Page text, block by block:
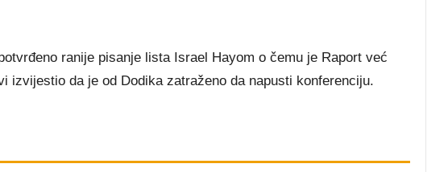
ranije pisanje lista Israel Hayom o čemu je Raport već
izvijestio da je od Dodika zatraženo da napusti konferenciju.